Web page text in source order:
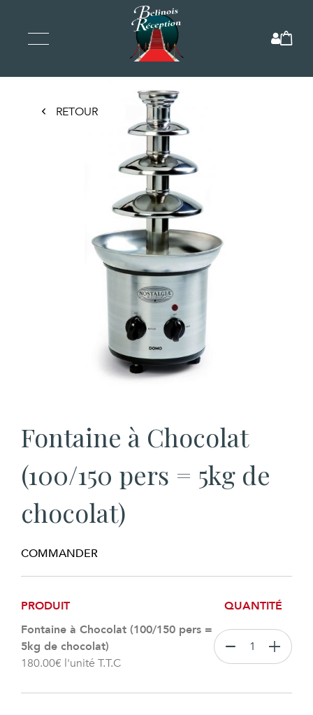
Fontaine à Chocolat
(100/150 pers = 5kg de
chocolat)
COMMANDER
PRODUIT
QUANTITÉ
Fontaine à Chocolat (100/150 pers =
5kg de chocolat)
180.00€ l'unité T.T.C
RETOUR